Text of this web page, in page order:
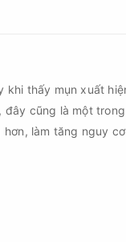
thấy mụn xuất
đây cũng là một
làm tăng nguy